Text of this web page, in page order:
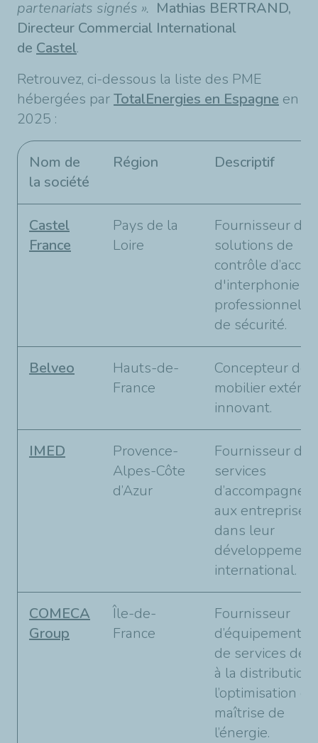
partenariats signés ». Mathias BERTRAND,
Directeur Commercial International
de Castel.
Retrouvez, ci-dessous la liste des PME
hébergées parTotalEnergies en Espagne en
2025 :
Nom de
la société
Région Descriptif
Castel
France
Pays de la
Loire
Fournisseur de
solutions de
contrôle
d'interphonie
professionnelle
de sécurité.
Belveo
Hauts-de-
France
Concepteur de
mobilier
innovant.
IMED
Provence-
Alpes-Côte
d’Azur
Fournisseur de
services
aux entreprises
dans leur
développement
international.
COMECA
Group
Île-de-
France
Fournisseur
d’équipements
de services
à la distribution,
l’optimisation et
maîtrise de
l’énergie.